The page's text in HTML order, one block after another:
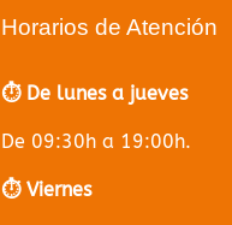
Horarios de Atención
⏱️ De lunes a jueves
De 09:30h a 19:00h.
⏱️ Viernes